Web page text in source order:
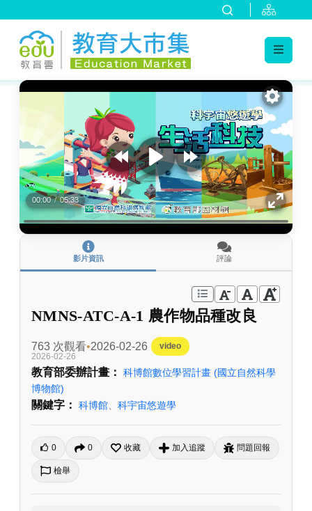
:::
00:00 / 05:33
影片資訊 評論
NMNS-ATC-A-1 農作物品種改良
763 次觀看 2026-02-26
video
2026-02-26
教育部委辦計畫： 科博館數位學習計畫 (國立自然科學
博物館)
關鍵字： 科博館 科宇宙悠遊學
0 0 收藏 加入追蹤 問題回報
檢舉